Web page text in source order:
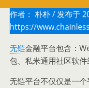
作者： 朴朴/ 发布于
https://
无链金融平台包含：
包、私米通用社区软件
无链平台不仅仅是一